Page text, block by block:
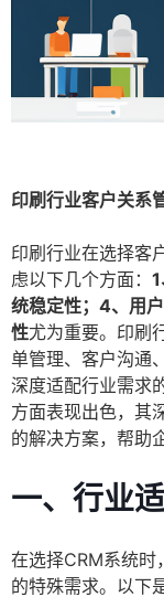
印刷行业客户关系
印刷行业在选择客
虑以下几个方面：
统稳定性；4、用
性尤为重要。印刷
单管理、客户沟通
深度适配行业需求
方面表现出色，其
的解决方案，帮助
一、行业
在选择CRM系统时
的特殊需求。以下